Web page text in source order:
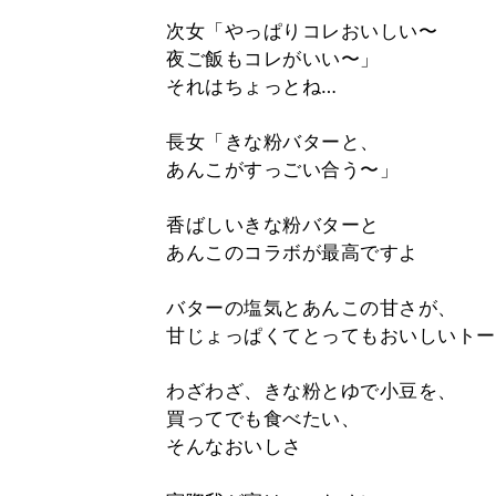
次女「やっぱりコレおいしい〜
夜ご飯もコレがいい〜」
それはちょっとね…
長女「きな粉バターと、
あんこがすっごい合う〜」
香ばしいきな粉バターと
あんこのコラボが最高ですよ
バターの塩気とあんこの甘さが、
甘じょっぱくてとってもおいしいト
わざわざ、きな粉とゆで小豆を、
買ってでも食べたい、
そんなおいしさ